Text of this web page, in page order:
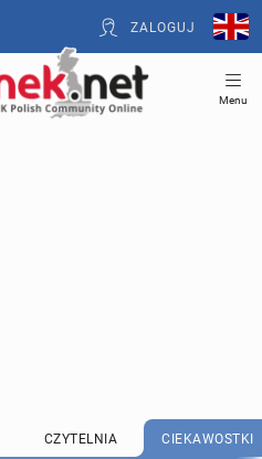
ZALOGUJ
Menu
CZYTELNIA CIEKAWOSTKI